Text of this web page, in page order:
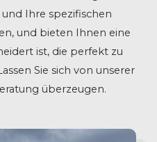
Ihre spezifischen
und bieten Ihnen eine
ist, die perfekt zu
Sie sich von unserer
überzeugen.